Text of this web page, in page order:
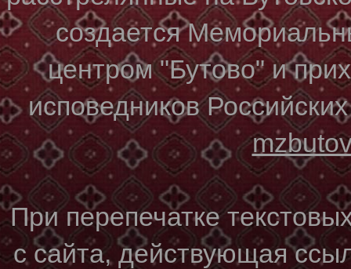
создается
центром "Бутово" и
исповедников
При перепечатке
с сайта, действующая